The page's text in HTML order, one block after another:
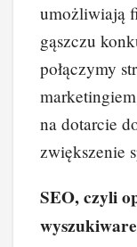
umożliwiają
gąszczu
połączymy
na dotarcie
zwiększenie
SEO, czyli